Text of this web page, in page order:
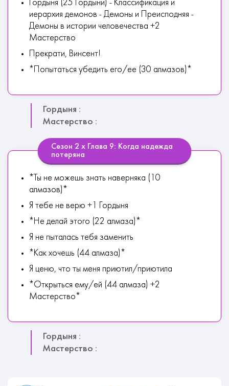
Гордыня (25 Гордыни) - Классификация и
иерархия демонов - Демоны и Преисподняя -
Демоны в истории человечества +2
Мастерство
Прекрати, Винсент!
*Попытаться убедить его/ее (30 алмазов)*
Гордыня :
Мастерство :
Сезон 2 х Глава 9: Когда надежда
потеряна
*Ты не можешь знать наверняка (10
алмазов)*
Я тебе не верю +1 Гордыня
*Не делай этого (22 алмаза)*
Я не пыталась тебя заменить
*Как хочешь (44 алмаза)*
Я ценю, что ты меня приютил/приютила
*Открыться ему/ей (44 алмаза) +2
Мастерство*
Гордыня :
Мастерство :